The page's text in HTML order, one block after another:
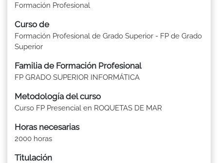
Formación Profesional
Curso de
Formación Profesional de Grado Superior - FP de Grado
Superior
Familia de Formación Profesional
FP GRADO SUPERIOR INFORMÁTICA
Metodología del curso
Curso FP Presencial en ROQUETAS DE MAR
Horas necesarias
2000 horas
Titulación